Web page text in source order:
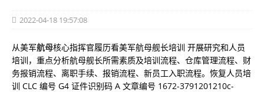
2022-04-18 19:57:08
从美军航母核心指挥官履历看美军航母舰长培训 开展研究和人员
培训，重点分析航母舰长所需素质及培训流程、仓库管理流程、财
务报销流程、离职手续、报销流程、新员工入职流程。恢复人员培
训 CLC 编号 G4 证件识别码 A 文章编号 1672-3791201210c-